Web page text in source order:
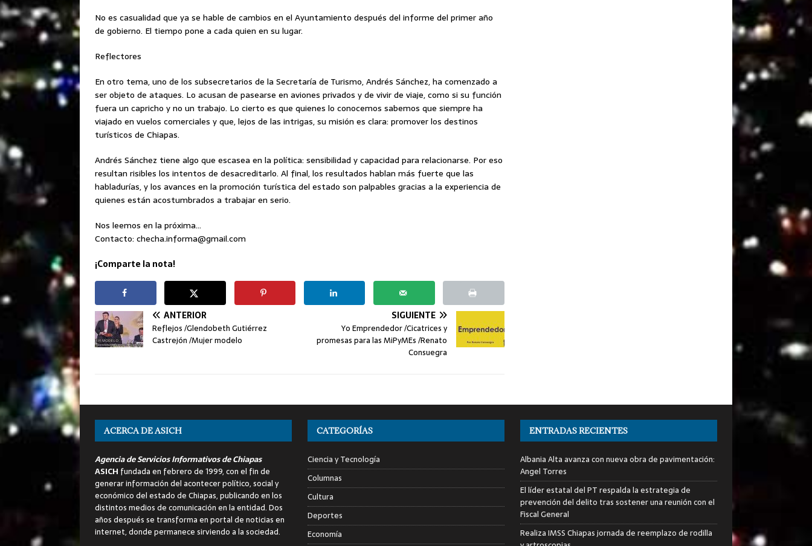
No es casualidad que ya se hable de cambios en el Ayuntamiento después del informe del primer año
de gobierno. El tiempo pone a cada quien en su lugar.
Reflectores
En otro tema, uno de los subsecretarios de la Secretaría de Turismo, Andrés Sánchez, ha comenzado a
ser objeto de ataques. Lo acusan de pasearse en aviones privados y de vivir de viaje, como si su función
fuera un capricho y no un trabajo. Lo cierto es que quienes lo conocemos sabemos que siempre ha
viajado en vuelos comerciales y que, lejos de las intrigas, su misión es clara: promover los destinos
turísticos de Chiapas.
Andrés Sánchez tiene algo que escasea en la política: sensibilidad y capacidad para relacionarse. Por eso
resultan risibles los intentos de desacreditarlo. Al final, los resultados hablan más fuerte que las
habladurías, y los avances en la promoción turística del estado son palpables gracias a la experiencia de
quienes están acostumbrados a trabajar en serio.
Nos leemos en la próxima…
Contacto: checha.informa@gmail.com
¡Comparte la nota!
ANTERIOR
Reflejos /Glendobeth Gutiérrez
Castrejón /Mujer modelo
SIGUIENTE
Yo Emprendedor /Cicatrices y
promesas para las MiPyMEs /Renato
Consuegra
ACERCA DE ASICH
Agencia de Servicios Informativos de Chiapas
ASICH fundada en febrero de 1999, con el fin de
generar información del acontecer político, social y
económico del estado de Chiapas, publicando en los
distintos medios de comunicación en la entidad. Dos
años después se transforma en portal de noticias en
internet, donde permanece sirviendo a la sociedad.
CATEGORÍAS
Ciencia y Tecnología
Columnas
Cultura
Deportes
Economía
ENTRADAS RECIENTES
Albania Alta avanza con nueva obra de pavimentación:
Angel Torres
El líder estatal del PT respalda la estrategia de
prevención del delito tras sostener una reunión con el
Fiscal General
Realiza IMSS Chiapas jornada de reemplazo de rodilla